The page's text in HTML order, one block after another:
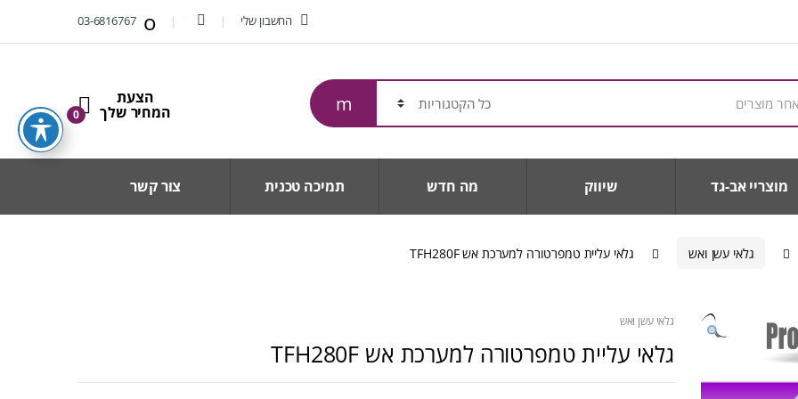
החשבון שלי 03-6816767
0
מוצריי אב-גד שיווק מה חדש תמיכה טכנית צור קשר
גלאי עשן ואש גלאי עליית טמפרטורה למערכת אש TFH280F
גלאי עשן ואש
גלאי עליית טמפרטורה למערכת אש TFH280F